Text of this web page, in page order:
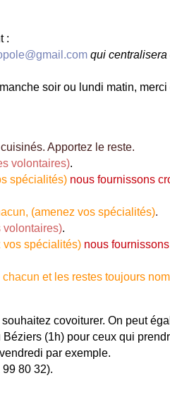
:
qui centralisera
soir ou lundi matin,
Apportez le reste.
volontaires).
spécialités) nous fournissons
(amenez vos spécialités).
volontaires).
vos spécialités) nous
chacun et les restes toujours
covoiturer. On peut
(1h) pour ceux qui
par exemple.
80 32).